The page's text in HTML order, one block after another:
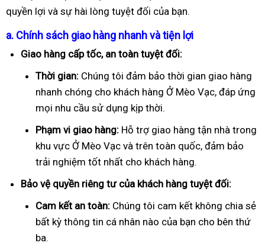
quyền lợi và sự hài lòng tuyệt đối của bạn.
a. Chính sách giao hàng nhanh và tiện lợi
Giao hàng cấp tốc, an toàn tuyệt đối:
Thời gian: Chúng tôi đảm bảo thời gian giao hàng
nhanh chóng cho khách hàng Ở Mèo Vạc, đáp ứng
mọi nhu cầu sử dụng kịp thời.
Phạm vi giao hàng: Hỗ trợ giao hàng tận nhà trong
khu vực Ở Mèo Vạc và trên toàn quốc, đảm bảo
trải nghiệm tốt nhất cho khách hàng.
Bảo vệ quyền riêng tư của khách hàng tuyệt đối:
Cam kết an toàn: Chúng tôi cam kết không chia sẻ
bất kỳ thông tin cá nhân nào của bạn cho bên thứ
ba.